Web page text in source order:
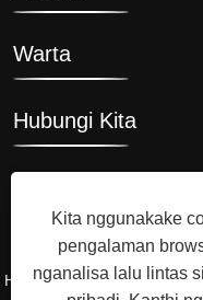
Warta
Hubungi Kita
Hak Cipta © 2008 Hi-Q
Kita nggunakake
pengalaman
nganalisa lalu lintas